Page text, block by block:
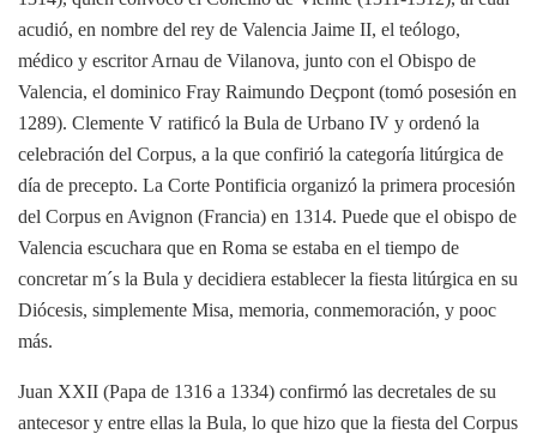
acudió, en nombre del rey de Valencia Jaime II, el teólogo,
médico y escritor Arnau de Vilanova, junto con el Obispo de
Valencia, el dominico Fray Raimundo Deçpont (tomó posesión en
1289). Clemente V ratificó la Bula de Urbano IV y ordenó la
celebración del Corpus, a la que confirió la categoría litúrgica de
día de precepto. La Corte Pontificia organizó la primera procesión
del Corpus en Avignon (Francia) en 1314. Puede que el obispo de
Valencia escuchara que en Roma se estaba en el tiempo de
concretar m´s la Bula y decidiera establecer la fiesta litúrgica en su
Diócesis, simplemente Misa, memoria, conmemoración, y pooc
más.
Juan XXII (Papa de 1316 a 1334) confirmó las decretales de su
antecesor y entre ellas la Bula, lo que hizo que la fiesta del Corpus